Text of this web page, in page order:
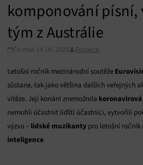
komponování písní,
tým z Austrálie
Čtvrtek 14. 05. 2020 Redakce
Letošní ročník mezinárodní soutěže
zůstane, tak jako většina dalších veřejných
vítěze. Její konání znemožnila
nemohli účastnit lidští účastníci, vytvořili
výzvu – lidské muzikanty pro letošní ročník
inteligence.